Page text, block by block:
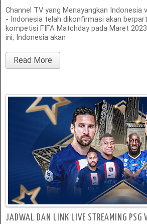
Channel TV yang Menayangkan Indonesia
- Indonesia telah dikonfirmasi akan
kompetisi FIFA Matchday pada Maret
ini, Indonesia akan
Read More
JADWAL DAN LINK LIVE STREAMING PSG